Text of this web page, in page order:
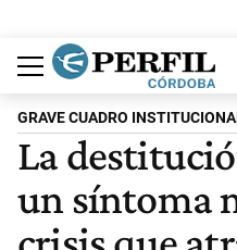
Política
Economía
Judiciales
Sociedad
Cultura
Espectáculos
Deportes
Protagonistas
GRAVE CUADRO
La
un síntoma